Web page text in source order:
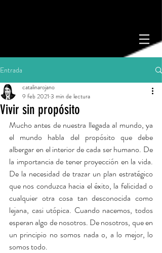
Entrada
Vivir sin propósito
catalinarojano
9 feb 2021 3 min de lectura
Mucho antes de nuestra llegada al mundo, ya
el mundo habla del propósito que debe
albergar en el interior de cada ser humano. De
la importancia de tener proyección en la vida.
De la necesidad de trazar un plan estratégico
que nos conduzca hacia el éxito, la felicidad o
cualquier otra cosa tan desconocida como
lejana, casi utópica. Cuando nacemos, todos
esperan algo de nosotros. De nosotros, que en
un principio no somos nada o, a lo mejor, lo
somos todo.